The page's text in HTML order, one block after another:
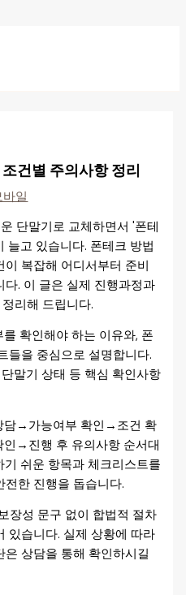
건별 주의사항 정리
일
단말기로 교체하면서 '폰테
늘고 있습니다. 폰테크 방법
복잡해 어디서부터 준비
. 이 글은 실제 진행과정과
리해 드립니다.
확인해야 하는 이유와, 폰
들을 중심으로 설명합니다.
말기 상태 등 핵심 확인사항
담→가능여부 확인→조건 확
→진행 후 유의사항 순서대
쉬운 항목과 체크리스트를
한 진행을 돕습니다.
장성 문구 없이 합법적 절차
있습니다. 실제 상황에 따라
상담을 통해 확인하시길